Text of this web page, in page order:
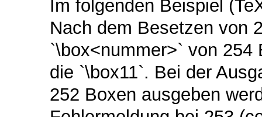
Im folgenden Beispiel
Nach dem Besetzen von
`\box<nummer>` von 254
die `\box11`. Bei der
252 Boxen ausgeben